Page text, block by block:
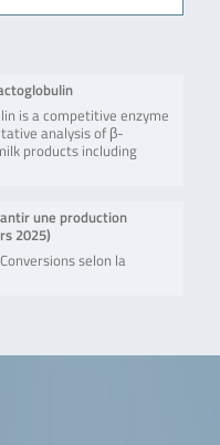
is a competitive enzyme
analysis of β-
products including
une production
2025)
selon la